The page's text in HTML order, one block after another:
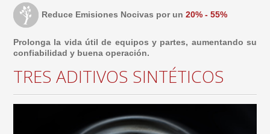
Reduce Emisiones Nocivas por un 20% - 55%
Prolonga la vida útil de equipos y partes, aumentando su
confiabilidad y buena operación.
TRES ADITIVOS SINTÉTICOS